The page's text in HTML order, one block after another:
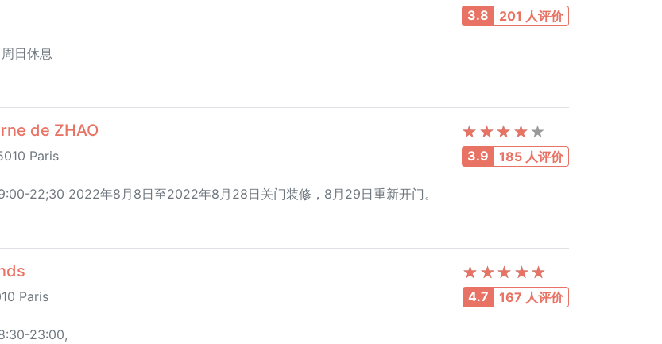
3.8 201 人评价
日休息
3.9 185 人评价
de ZHAO
Paris
22;30 2022年8月8日至2022年8月28日关门装修，8月29日重新开门。
4.7 167 人评价
Paris
23:00,